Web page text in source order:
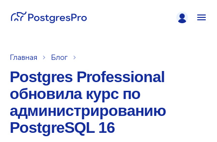
Главная Блог
Postgres Professional
обновила курс по
администрированию
PostgreSQL 16